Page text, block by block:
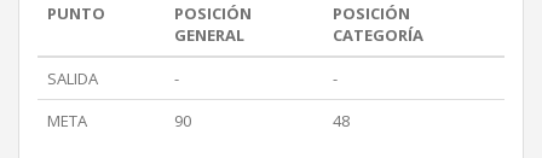
PUNTO
POSICIÓN
GENERAL
POSICIÓN
CATEGORÍA
SALIDA
-
-
META
90 48